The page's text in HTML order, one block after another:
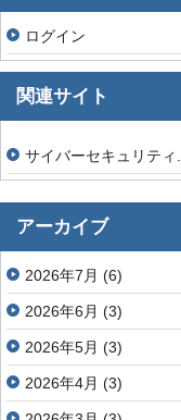
ログイン
関連サイト
サイバーセキュリティ
アーカイブ
2026年7月 (6)
2026年6月 (3)
2026年5月 (3)
2026年4月 (3)